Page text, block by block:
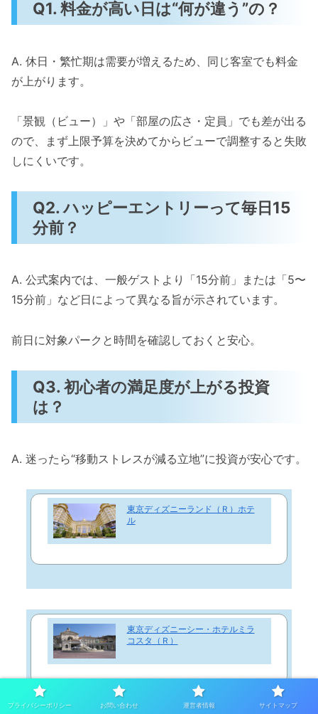
Q1. 料金が高い日は“何が違う”の？
A. 休日・繁忙期は需要が増えるため、同じ客室でも料金
が上がります。
「景観（ビュー）」や「部屋の広さ・定員」でも差が出る
ので、まず上限予算を決めてからビューで調整すると失敗
しにくいです。
Q2. ハッピーエントリーって毎日15
分前？
A. 公式案内では、一般ゲストより「15分前」または「5〜
15分前」など日によって異なる旨が示されています。
前日に対象パークと時間を確認しておくと安心。
Q3. 初心者の満足度が上がる投資
は？
A. 迷ったら“移動ストレスが減る立地”に投資が安心です。
東京ディズニーランド（Ｒ）ホテ
ル
東京ディズニーシー・ホテルミラ
コスタ（Ｒ）
プライバシーポリシー お問い合わせ 運営者情報 サイトマップ